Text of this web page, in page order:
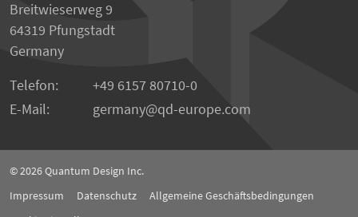
Breitwieserweg 9
64319 Pfungstadt
Germany
Telefon:
+49 6157 80710-0
E-Mail:
germany qd-europe.com
© 2026Quantum Design Inc.
Impressum
Datenschutz
Allgemeine Geschäftsbedingungen